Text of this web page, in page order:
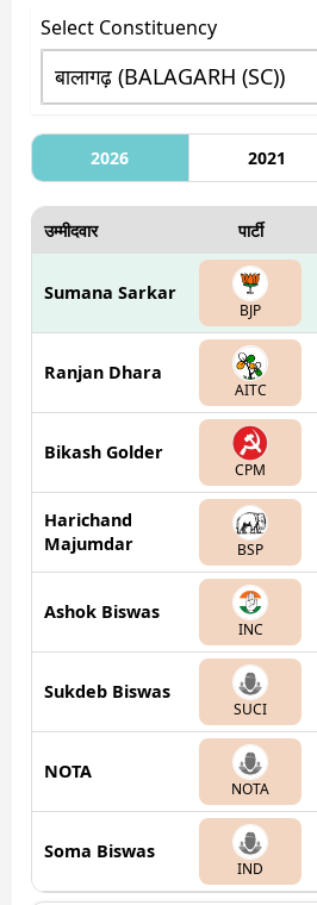
Select Constituency
2026 2021
उम्मीदवार पार्टी
Sumana Sarkar
BJP
Ranjan Dhara
AITC
Bikash Golder
CPM
Harichand
Majumdar
BSP
Ashok Biswas
INC
Sukdeb Biswas
SUCI
NOTA
NOTA
Soma Biswas
IND